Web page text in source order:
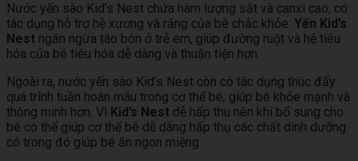
Nước yến sào Kid’s Nest chứa hàm lượng sắt và canxi cao, có
tác dụng hỗ trợ hệ xương và răng của bé chắc khỏe. Yến Kid’s
Nest ngăn ngừa táo bón ở trẻ em, giúp đường ruột và hệ tiêu
hóa của bé tiêu hóa dễ dàng và thuận tiện hơn.
Ngoài ra, nước yến sào Kid’s Nest còn có tác dụng thúc đẩy
quá trình tuần hoàn máu trong cơ thể bé, giúp bé khỏe mạnh và
thông minh hơn. Vì Kid’s Nest dễ hấp thu nên khi bổ sung cho
bé có thể giúp cơ thể bé dễ dàng hấp thụ các chất dinh dưỡng
có trong đó giúp bé ăn ngon miệng.